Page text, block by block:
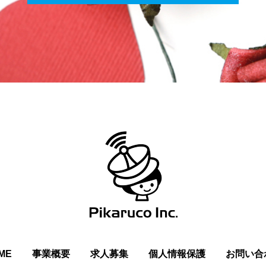
事業概要 求人募集 個人情報保護 お問い合